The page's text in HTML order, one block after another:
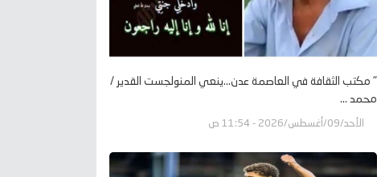
" مكتب الثقافة في العاصمة عدن...ينعي المنولجست القدير /
محمد ...
الأحد/09/أغسطس/2026 - 11:54 ص